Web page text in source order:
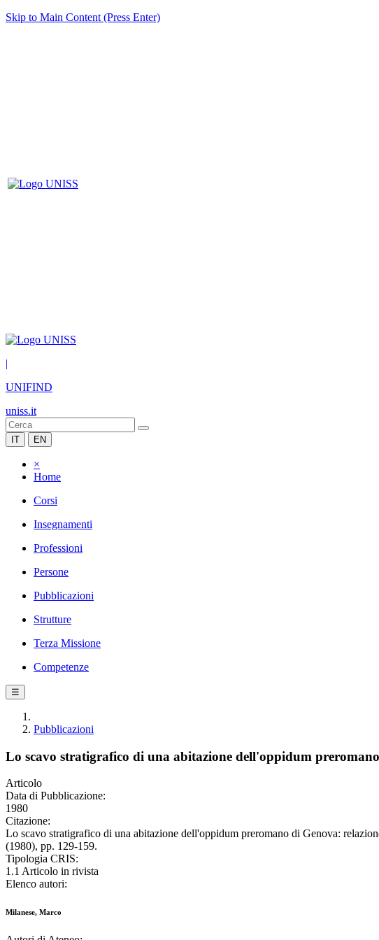
Skip to Main Content (Press Enter)
|
UNIFIND
uniss.it
IT EN
×
Home
Corsi
Insegnamenti
Professioni
Persone
Pubblicazioni
Strutture
Terza Missione
Competenze
☰
Pubblicazioni
Lo scavo stratigrafico di una abitazione dell'oppidum
Articolo
Data di Pubblicazione:
1980
Citazione:
Lo scavo stratigrafico di una abitazione dell'oppidum preromano di Genova:
(1980), pp. 129-159.
Tipologia CRIS:
1.1 Articolo in rivista
Elenco autori:
Milanese, Marco